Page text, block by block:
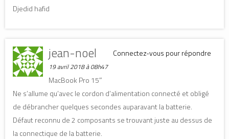
Djedid hafid
Connectez-vous pour répondre
jean-noel
19 avril 2018 à 08h47
MacBook Pro 15″
Ne s’allume qu’avec le cordon d’alimentation connecté et obligé
de débrancher quelques secondes auparavant la batterie.
Défaut reconnu de 2 composants se trouvant juste au dessus de
la connectique de la batterie.